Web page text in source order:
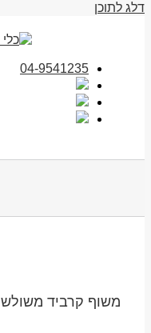
דלג לתוכן
04-9541235
משוף קרביד משולש